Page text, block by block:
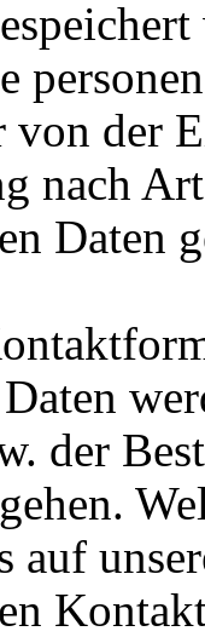
von der
nach
Daten
der